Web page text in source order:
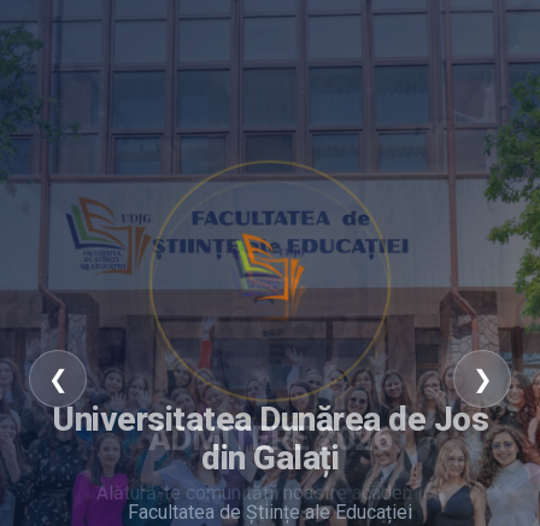
Universitatea Dunărea de Jos
din Galați
Facultatea de Științe ale Educației
ADMITERE 2026
Alătură-te comunității noastre academice
❮ ❯